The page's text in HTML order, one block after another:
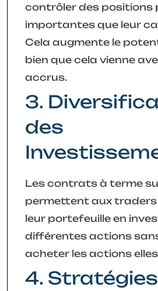
contrôler des positions
importantes que leur
Cela augmente le
bien que cela vienne
accrus.
3.
des
Les contrats à terme
permettent aux traders
leur portefeuille en
différentes actions
acheter les actions
4.